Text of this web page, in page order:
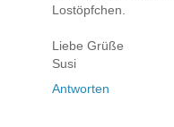
Lostöpfchen.
Liebe Grüße
Susi
Antworten